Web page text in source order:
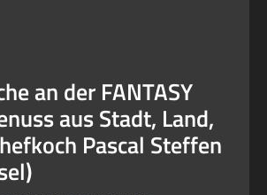
an der FANTASY
aus Stadt, Land,
Pascal Steffen